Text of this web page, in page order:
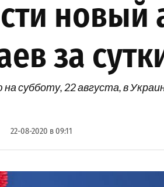
новый
за
субботу, 22 августа, в
22-08-2020 в 09:11